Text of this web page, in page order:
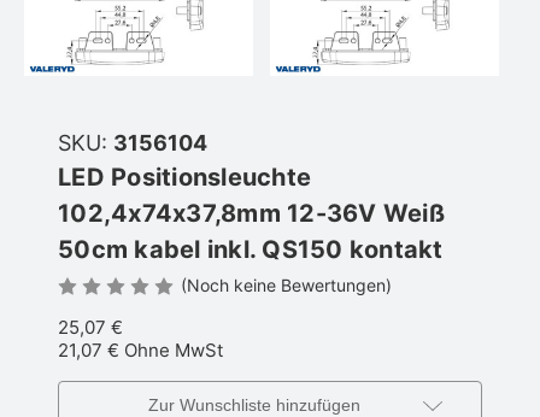
SKU: 3156104
LED Positionsleuchte
102,4x74x37,8mm 12-36V Weiß
50cm kabel inkl. QS150 kontakt
(Noch keine Bewertungen)
25,07 €
21,07 € Ohne MwSt
Zur Wunschliste hinzufügen